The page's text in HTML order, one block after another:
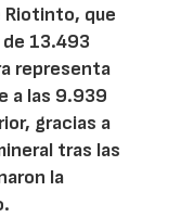
Riotinto, que
13.493
representa
a las 9.939
gracias a
tras las
la